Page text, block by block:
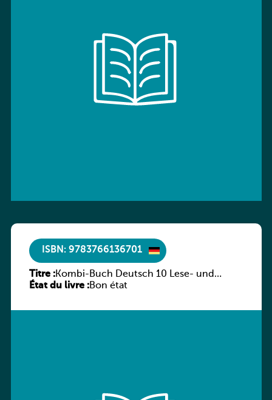
ISBN: 9783766136701
Titre :Kombi-Buch Deutsch 10 Lese- und
Sprachbuch
État du livre :Bon état